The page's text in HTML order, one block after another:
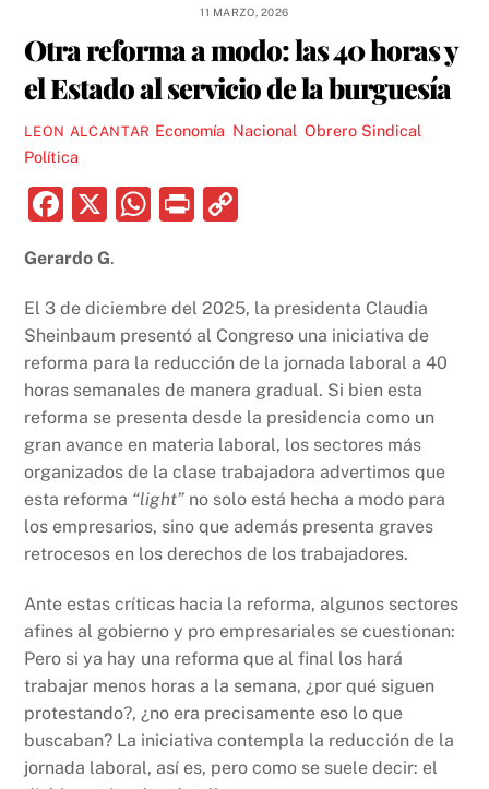
11 MARZO, 2026
Otra reforma a modo: las 40 horas y
el Estado al servicio de la burguesía
LEON ALCANTAR Economía Nacional Obrero Sindical
Política
F
c
e
b
o
o
k
X
W
s
A
p
p
P
y
Li
n
k
Gerardo G.
El 3 de diciembre del 2025, la presidenta Claudia
Sheinbaum presentó al Congreso una iniciativa de
reforma para la reducción de la jornada laboral a 40
horas semanales de manera gradual. Si bien esta
reforma se presenta desde la presidencia como un
gran avance en materia laboral, los sectores más
organizados de la clase trabajadora advertimos que
esta reforma “light” no solo está hecha a modo para
los empresarios, sino que además presenta graves
retrocesos en los derechos de los trabajadores.
Ante estas críticas hacia la reforma, algunos sectores
afines al gobierno y pro empresariales se cuestionan:
Pero si ya hay una reforma que al final los hará
trabajar menos horas a la semana, ¿por qué siguen
protestando?, ¿no era precisamente eso lo que
buscaban? La iniciativa contempla la reducción de la
jornada laboral, así es, pero como se suele decir: el